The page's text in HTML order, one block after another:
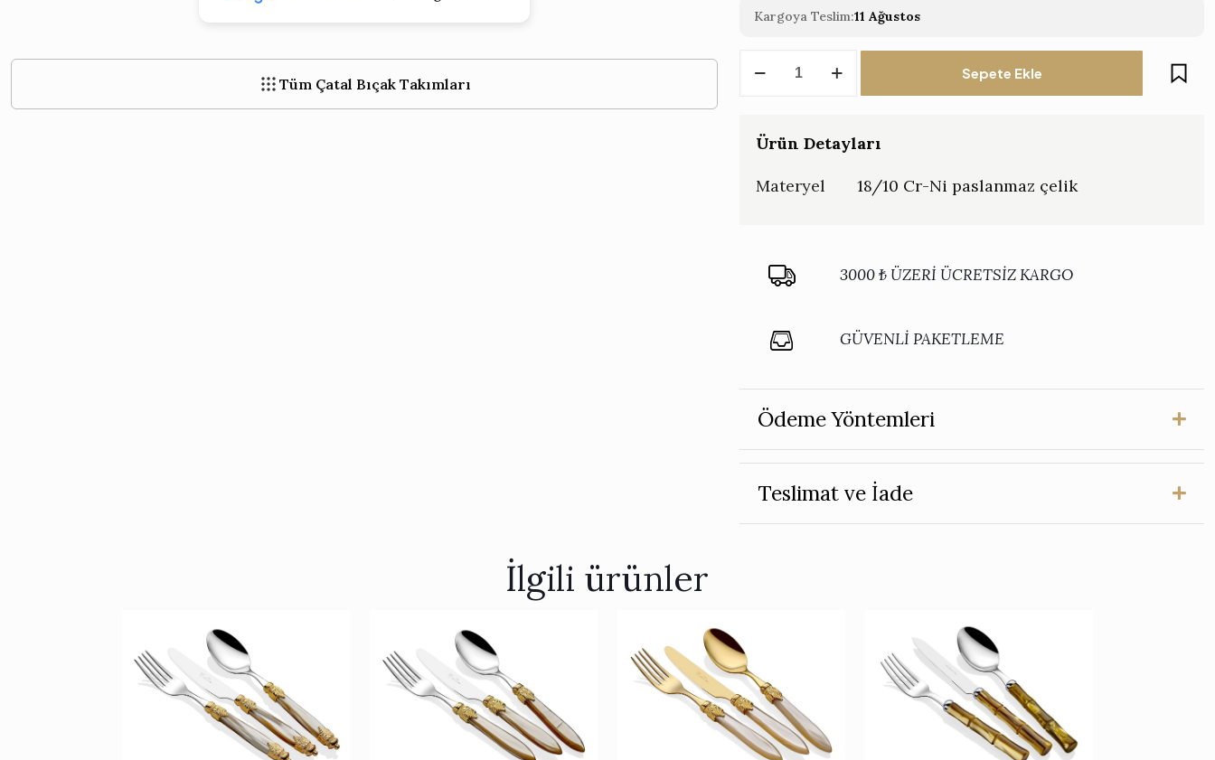
Tüm Çatal Bıçak Takımları
Kargoya Teslim:11 Ağustos
Çatal
Takımı
adet
Sepete Ekle
Ürün Detayları
Materyel 18/10 Cr-Ni paslanmaz çelik
3000 ₺ ÜZERİ ÜCRETSİZ KARGO
GÜVENLİ PAKETLEME
Ödeme Yöntemleri
Teslimat ve İade
İlgili ürünler